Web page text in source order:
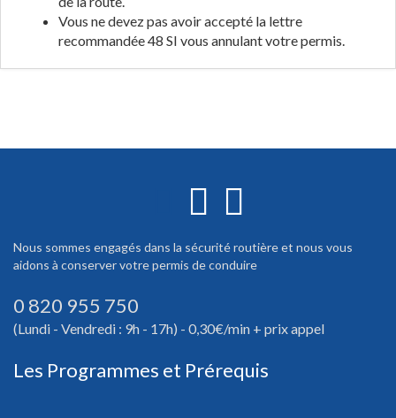
Vous ne devez pas avoir accepté la lettre
recommandée 48 SI vous annulant votre permis.
Nous sommes engagés dans la sécurité routière et nous vous
aidons à conserver votre permis de conduire
0 820 955 750
(Lundi - Vendredi : 9h - 17h) - 0,30€/min + prix appel
Les Programmes et Prérequis